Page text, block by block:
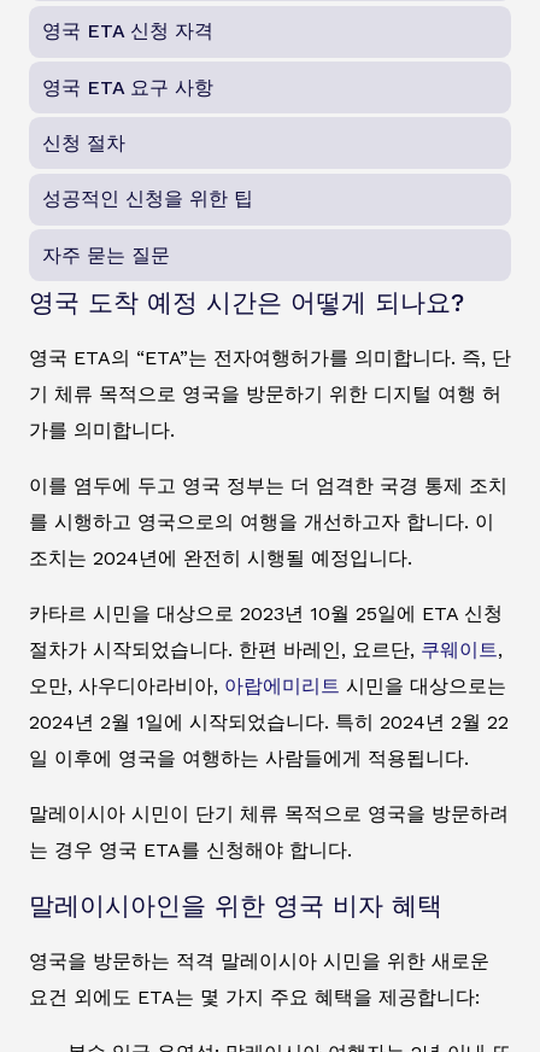
영국 ETA 신청 자격
영국 ETA 요구 사항
신청 절차
성공적인 신청을 위한 팁
자주 묻는 질문
영국 도착 예정 시간은 어떻게 되나요?
영국 ETA의 “ETA”는 전자여행허가를 의미합니다. 즉, 단
기 체류 목적으로 영국을 방문하기 위한 디지털 여행 허
가를 의미합니다.
이를 염두에 두고 영국 정부는 더 엄격한 국경 통제 조치
를 시행하고 영국으로의 여행을 개선하고자 합니다. 이
조치는 2024년에 완전히 시행될 예정입니다.
카타르 시민을 대상으로 2023년 10월 25일에 ETA 신청
절차가 시작되었습니다. 한편 바레인, 요르단, 쿠웨이트,
오만, 사우디아라비아, 아랍에미리트 시민을 대상으로는
2024년 2월 1일에 시작되었습니다. 특히 2024년 2월 22
일 이후에 영국을 여행하는 사람들에게 적용됩니다.
말레이시아 시민이 단기 체류 목적으로 영국을 방문하려
는 경우 영국 ETA를 신청해야 합니다.
말레이시아인을 위한 영국 비자 혜택
영국을 방문하는 적격 말레이시아 시민을 위한 새로운
요건 외에도 ETA는 몇 가지 주요 혜택을 제공합니다: